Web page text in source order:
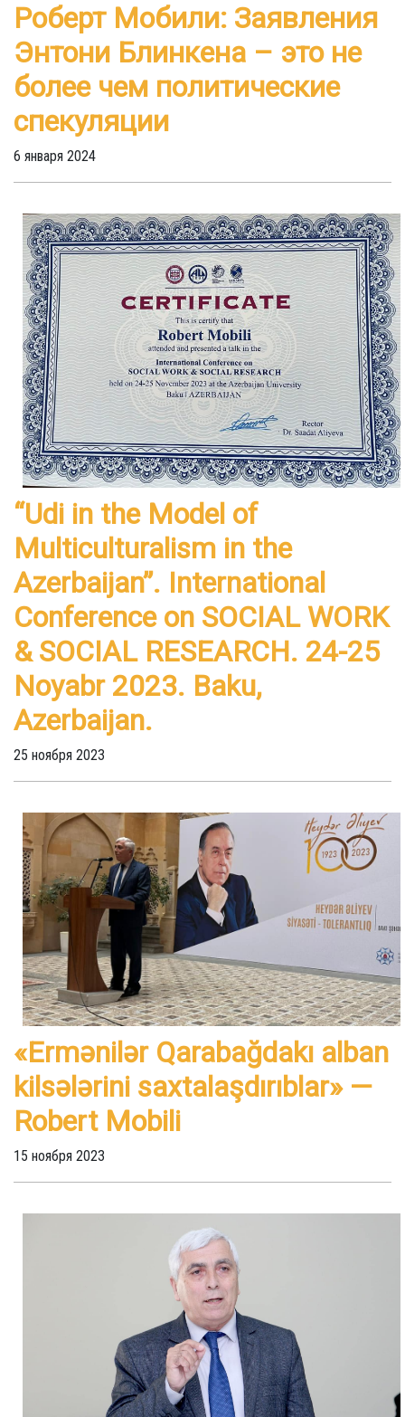
Роберт Мобили: Заявления
Энтони Блинкена – это не
более чем политические
спекуляции
6 января 2024
“Udi in the Model of
Multiculturalism in the
Azerbaijan”. International
Conference on SOCIAL WORK
& SOCIAL RESEARCH. 24-25
Noyabr 2023. Baku,
Azerbaijan.
25 ноября 2023
«Ermənilər Qarabağdakı alban
kilsələrini saxtalaşdırıblar» —
Robert Mobili
15 ноября 2023